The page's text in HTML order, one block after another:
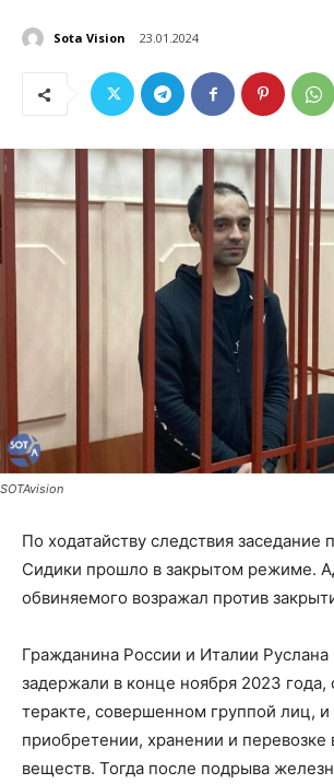
Sota Vision 23.01.2024
SOTAvision
По ходатайству следствия заседание
Сидики прошло в закрытом режиме.
обвиняемого возражал против
Гражданина России и Италии
задержали в конце ноября 2023 года,
теракте, совершенном группой лиц, и
приобретении, хранении и перевозке
веществ. Тогда после подрыва